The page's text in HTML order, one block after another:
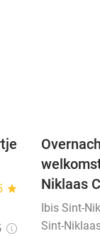
star
Niklaas
Ibis Sint-
Sint-